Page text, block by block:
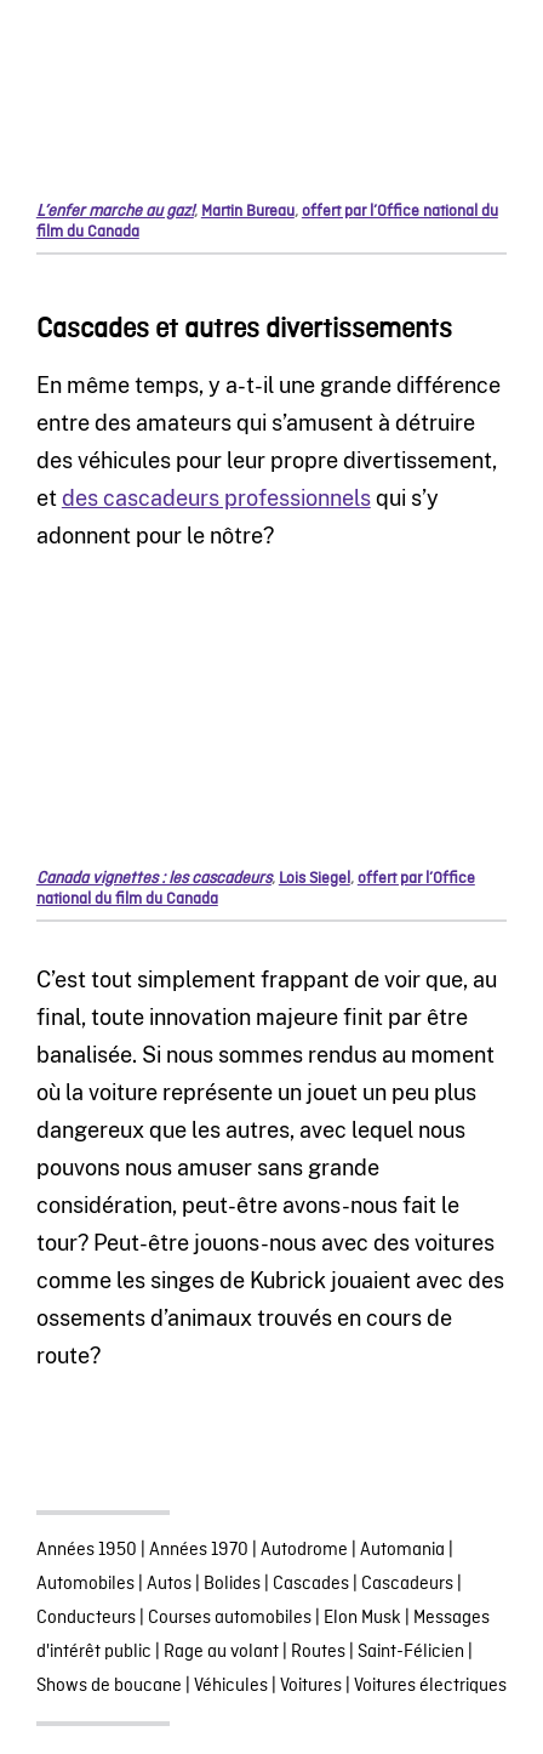
L’enfer marche au gaz!, Martin Bureau,offert par l’Office national du
film du Canada
Cascades et autres divertissements
En même temps, y a-t-il une grande différence
entre des amateurs qui s’amusent à détruire
des véhicules pour leur propre divertissement,
etdes cascadeurs professionnelsqui s’y
adonnent pour le nôtre?
Canada vignettes : les cascadeurs, Lois Siegel,offert par l’Office
national du film du Canada
C’est tout simplement frappant de voir que, au
final, toute innovation majeure finit par être
banalisée. Si nous sommes rendus au moment
où la voiture représente un jouet un peu plus
dangereux que les autres, avec lequel nous
pouvons nous amuser sans grande
considération, peut-être avons-nous fait le
tour? Peut-être jouons-nous avec des voitures
comme les singes de Kubrick jouaient avec des
ossements d’animaux trouvés en cours de
route?
Années 1950 Années 1970 Autodrome Automania
Automobiles| Autos| Bolides| Cascades| Cascadeurs|
Conducteurs| Courses automobiles| Elon Musk Messages
d'intérêt public Rage au volant| Routes| Saint-Félicien
Shows de boucane Véhicules| Voitures| Voitures électriques